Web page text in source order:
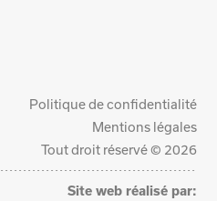
Politique de confidentialité
Mentions légales
Tout droit réservé © 2026
Site web réalisé par: